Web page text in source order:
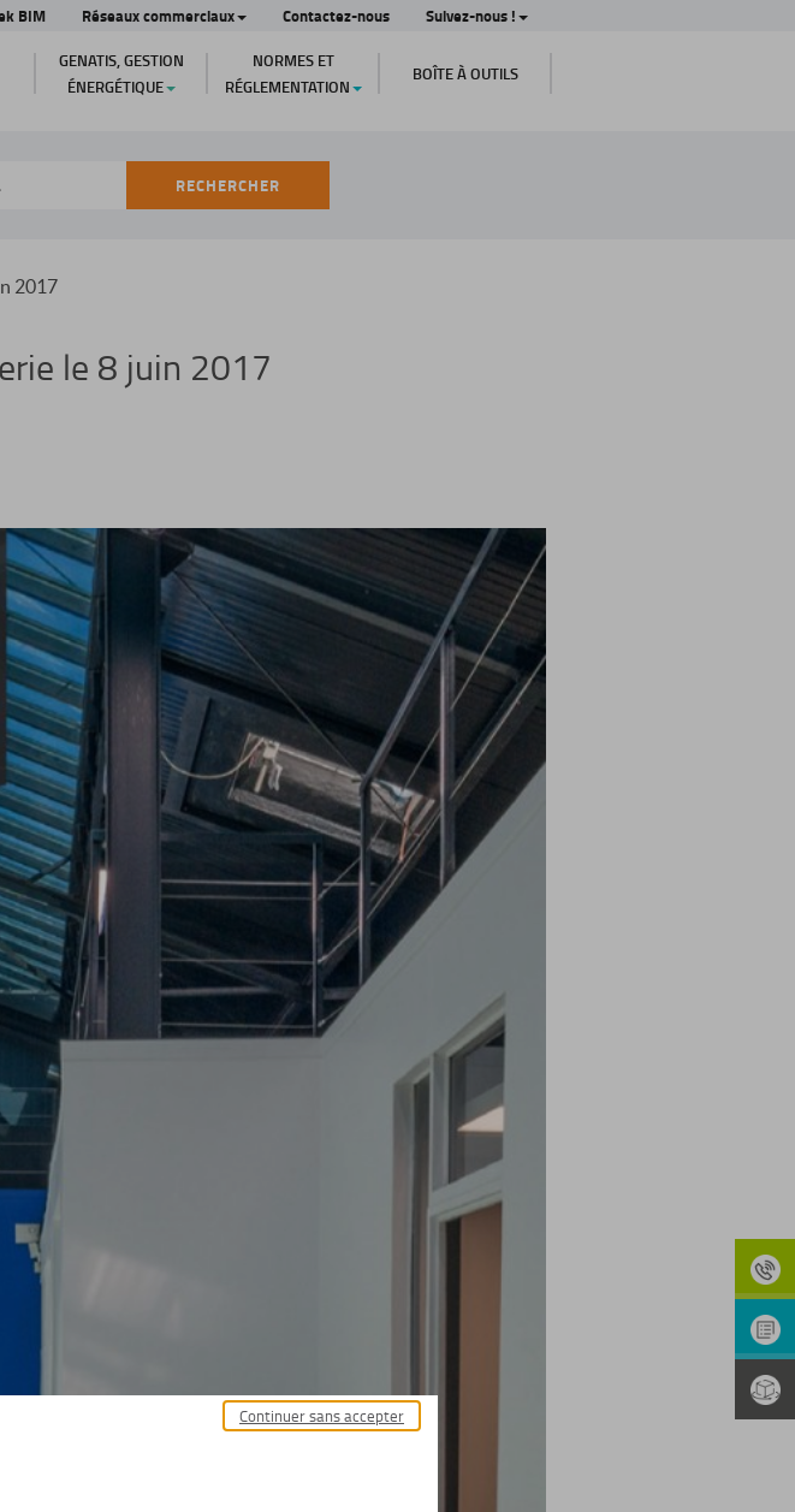
BIM Réseaux commerciaux Contactez-nous Suivez-nous !
GENATIS, GESTION
ÉNERGÉTIQUE
NORMES ET
RÉGLEMENTATION
BOÎTE À OUTILS
RECHERCHER
2017
le 8 juin 2017
Continuer sans accepter